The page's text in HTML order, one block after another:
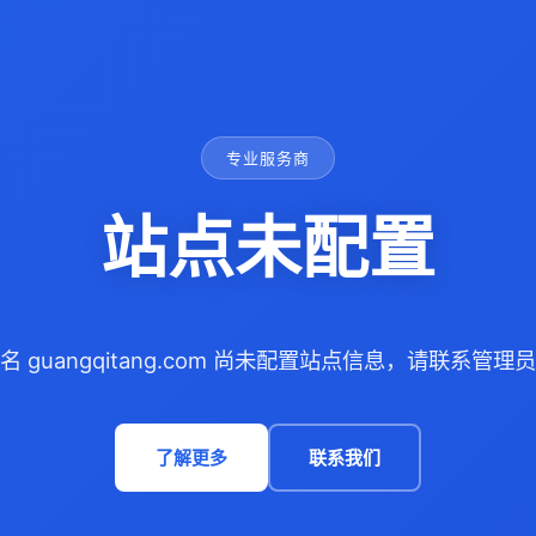
专业服务商
站点未配置
guangqitang.com 尚未配置站点信息，请联系管理
了解更多 联系我们